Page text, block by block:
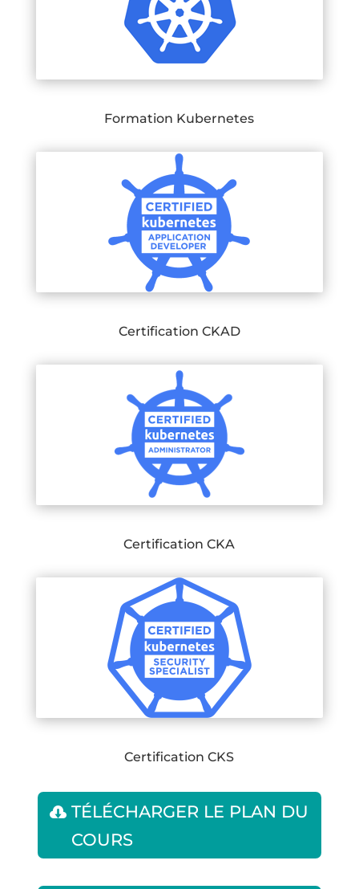
Formation Kubernetes
Certification CKAD
Certification CKA
Certification CKS
TÉLÉCHARGER LE PLAN DU
COURS